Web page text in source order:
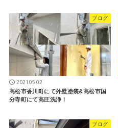
ブログ
2021.05.02
高松市香川町にて外壁塗装&高松市国
分寺町にて高圧洗浄！
ブログ